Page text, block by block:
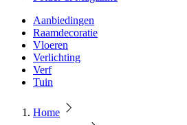
Aanbiedingen
Raamdecoratie
Vloeren
Verlichting
Verf
Tuin
Home